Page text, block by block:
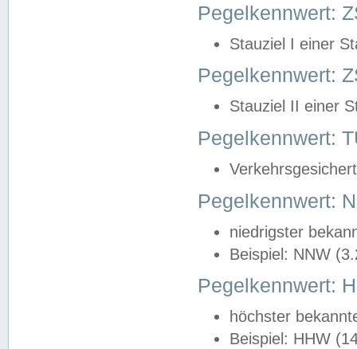
Pegelkennwert:
Stauziel I einer
Pegelkennwert:
Stauziel II einer
Pegelkennwert:
Pegelkennwert:
niedrigster
Beispiel: NNW
Pegelkennwert:
höchster
Beispiel: HHW